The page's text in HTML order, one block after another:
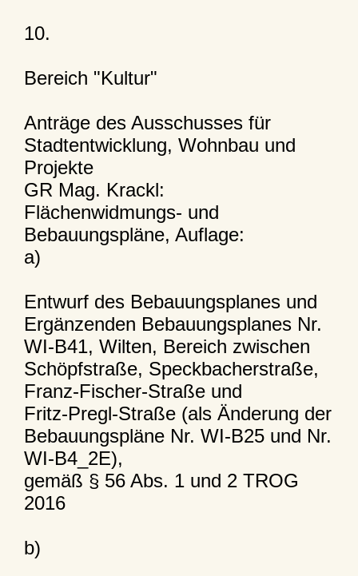
10.
Bereich "Kultur"
Anträge des Ausschusses für
Stadtentwicklung, Wohnbau und
Projekte
GR Mag. Krackl:
Flächenwidmungs- und
Bebauungspläne, Auflage:
a)
Entwurf des Bebauungsplanes und
Ergänzenden Bebauungsplanes Nr.
WI-B41, Wilten, Bereich zwischen
Schöpfstraße, Speckbacherstraße,
Franz-Fischer-Straße und
Fritz-Pregl-Straße (als Änderung der
Bebauungspläne Nr. WI-B25 und Nr.
WI-B4_2E),
gemäß § 56 Abs. 1 und 2 TROG
2016
b)